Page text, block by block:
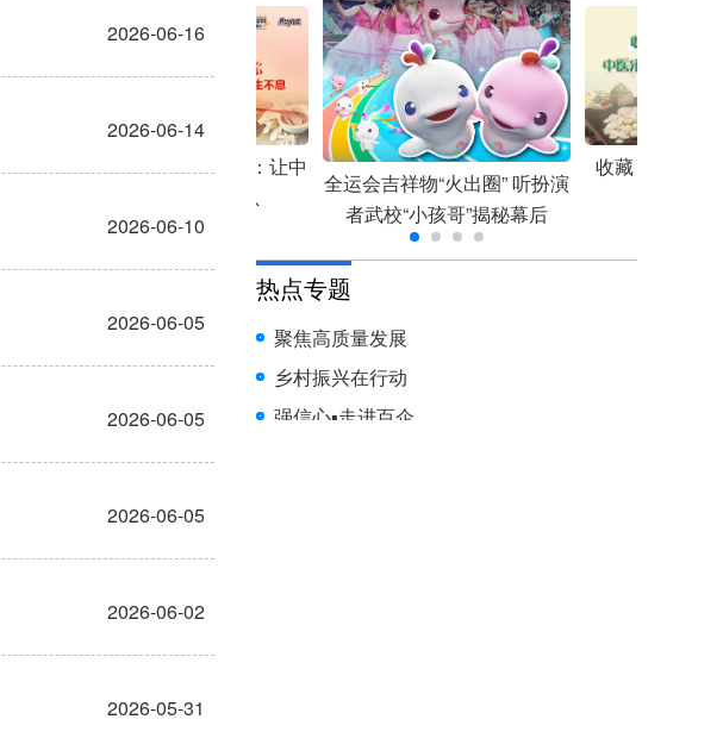
2026-06-16
2026-06-14
2026-06-10
2026-06-05
2026-06-05
2026-06-05
2026-06-02
2026-05-31